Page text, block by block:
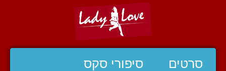
סרטים סיפורי סקס